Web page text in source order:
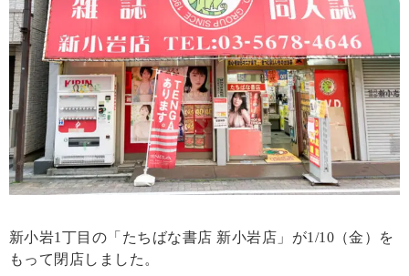
新小岩1丁目の「たちばな書店 新小岩店」が1/10（金）を
もって閉店しました。